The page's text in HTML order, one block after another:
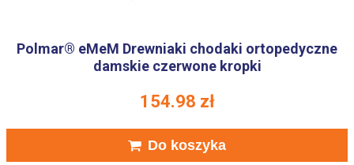
Polmar® eMeM Drewniaki chodaki ortopedyczne
damskie czerwone kropki
154.98 zł
Do koszyka